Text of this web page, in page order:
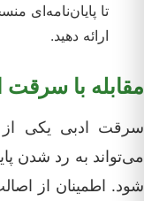
تا پایان‌نامه‌ای
ارائه دهید.
مقابله با
سرقت ادبی یکی از
می‌تواند به رد شدن
شود. اطمینان از